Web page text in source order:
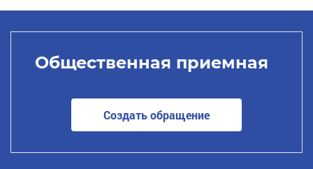
Общественная приемная
Создать обращение